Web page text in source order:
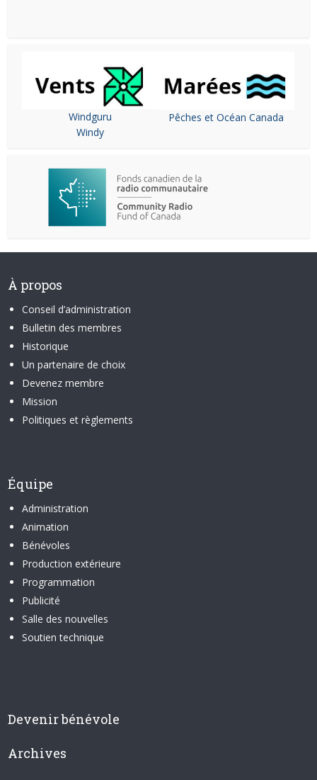
Windguru
Windy
Pêches et Océan Canada
À propos
Conseil d’administration
Bulletin des membres
Historique
Un partenaire de choix
Devenez membre
Mission
Politiques et règlements
Équipe
Administration
Animation
Bénévoles
Production extérieure
Programmation
Publicité
Salle des nouvelles
Soutien technique
Devenir bénévole
Archives